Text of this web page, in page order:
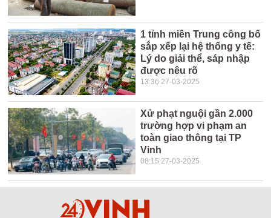
1 tỉnh miền Trung công bố
sắp xếp lại hệ thống y tế:
Lý do giải thể, sáp nhập
được nêu rõ
13:36 27-03-2025
Xử phạt nguội gần 2.000
trường hợp vi phạm an
toàn giao thông tại TP
Vinh
08:15 27-03-2025